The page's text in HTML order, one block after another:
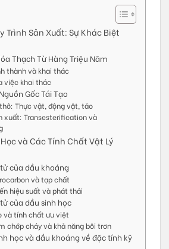
Trình Sản Xuất: Sự Khác Biệt
Thạch Từ Hàng Triệu Năm
thành và khai thác
việc khai thác
Gốc Tái Tạo
Thực vật, động vật, tảo
xuất: Transesterification và
và Các Tính Chất Vật Lý
của dầu khoáng
và tạp chất
hiệu suất và phát thải
của dầu sinh học
và tính chất ưu việt
chớp cháy và khả năng bôi trơn
học và dầu khoáng về đặc tính kỹ